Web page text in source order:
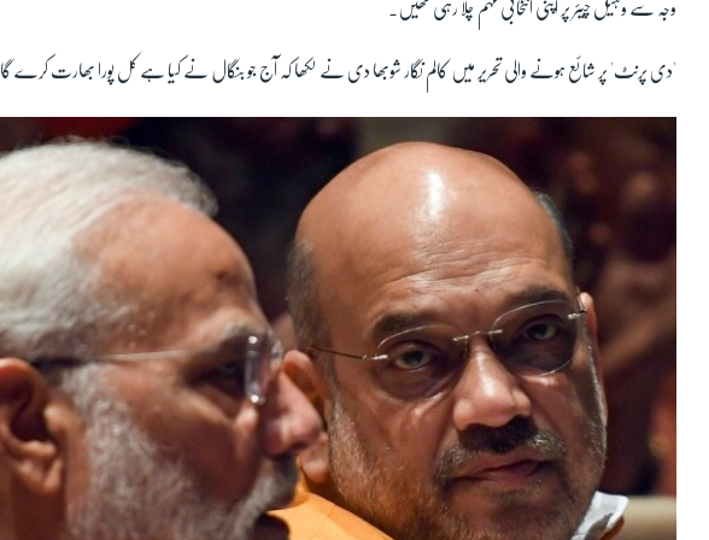
وجہ سے وہیل چیئر پر اپنی انتخابی مہم چلا رہی تھیں۔
'دی پرنٹ' پر شائع ہونے والی تحریر میں کالم نگار شوبھا دی نے لکھا کہ آج جو بنگال نے کیا ہے کل پورا بھارت کرے